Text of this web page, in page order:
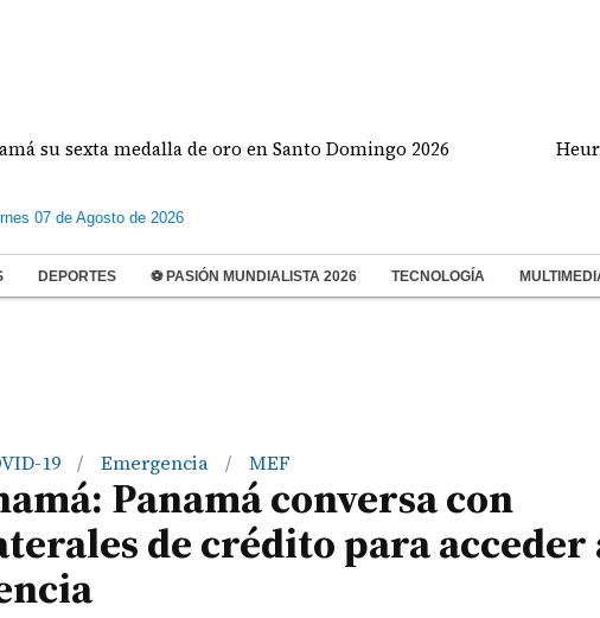
medalla de oro en Santo Domingo 2026
07 de Agosto de 2026
DEPORTES ⚽ PASIÓN MUNDIALISTA 2026 TECNOLOGÍA
19 / Emergencia / MEF
Panamá conversa con
de crédito para acceder